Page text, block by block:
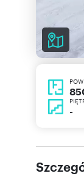
-